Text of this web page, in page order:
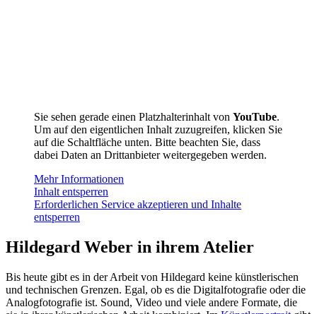
Sie sehen gerade einen Platzhalterinhalt von YouTube.
Um auf den eigentlichen Inhalt zuzugreifen, klicken Sie
auf die Schaltfläche unten. Bitte beachten Sie, dass
dabei Daten an Drittanbieter weitergegeben werden.
Mehr Informationen
Inhalt entsperren
Erforderlichen Service akzeptieren und Inhalte
entsperren
Hildegard Weber in ihrem Atelier
Bis heute gibt es in der Arbeit von Hildegard keine künstlerischen
und technischen Grenzen. Egal, ob es die Digitalfotografie oder die
Analogfotografie ist. Sound, Video und viele andere Formate, die